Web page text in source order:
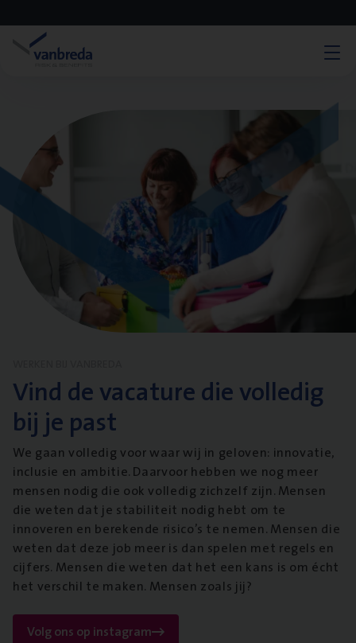
Vind de vacature die volledig
bij je past
We gaan volledig voor waar wij in geloven: innovatie,
inclusie en ambitie. Daarvoor hebben we nog meer
mensen nodig die ook volledig zichzelf zijn. Mensen
die weten dat je stabiliteit nodig hebt om te
innoveren en berekende risico’s te nemen. Mensen die
weten dat deze job meer is dan spelen met regels en
cijfers. Mensen die weten dat het een kans is om écht
het verschil te maken. Mensen zoals jij?
Volg ons op instagram